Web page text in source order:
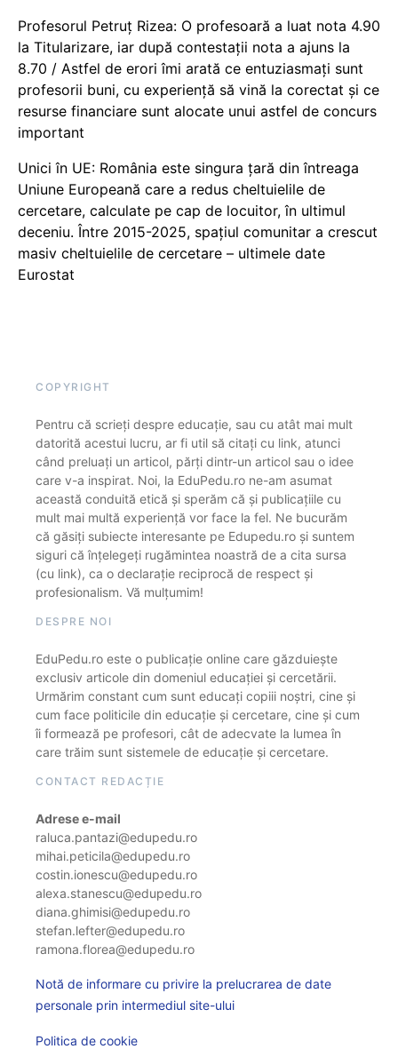
Profesorul Petruț Rizea: O profesoară a luat nota 4.90
la Titularizare, iar după contestații nota a ajuns la
8.70 / Astfel de erori îmi arată ce entuziasmați sunt
profesorii buni, cu experiență să vină la corectat și ce
resurse financiare sunt alocate unui astfel de concurs
important
Unici în UE: România este singura țară din întreaga
Uniune Europeană care a redus cheltuielile de
cercetare, calculate pe cap de locuitor, în ultimul
deceniu. Între 2015-2025, spațiul comunitar a crescut
masiv cheltuielile de cercetare – ultimele date
Eurostat
COPYRIGHT
Pentru că scrieți despre educație, sau cu atât mai mult
datorită acestui lucru, ar fi util să citați cu link, atunci
când preluați un articol, părți dintr-un articol sau o idee
care v-a inspirat. Noi, la EduPedu.ro ne-am asumat
această conduită etică și sperăm că și publicațiile cu
mult mai multă experiență vor face la fel. Ne bucurăm
că găsiți subiecte interesante pe Edupedu.ro și suntem
siguri că înțelegeți rugămintea noastră de a cita sursa
(cu link), ca o declarație reciprocă de respect și
profesionalism. Vă mulțumim!
DESPRE NOI
EduPedu.ro este o publicație online care găzduiește
exclusiv articole din domeniul educației și cercetării.
Urmărim constant cum sunt educați copiii noștri, cine și
cum face politicile din educație și cercetare, cine și cum
îi formează pe profesori, cât de adecvate la lumea în
care trăim sunt sistemele de educație și cercetare.
CONTACT REDACȚIE
Adrese e-mail
raluca.pantazi@edupedu.ro
mihai.peticila@edupedu.ro
costin.ionescu@edupedu.ro
alexa.stanescu@edupedu.ro
diana.ghimisi@edupedu.ro
stefan.lefter@edupedu.ro
ramona.florea@edupedu.ro
Notă de informare cu privire la prelucrarea de date
personale prin intermediul site-ului
Politica de cookie